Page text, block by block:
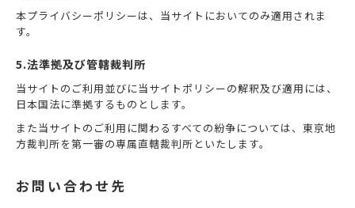
本プライバシーポリシーは、当サイトにおいてのみ適用されま
す。
5.法準拠及び管轄裁判所
当サイトのご利用並びに当サイトポリシーの解釈及び適用には、
日本国法に準拠するものとします。
また当サイトのご利用に関わるすべての紛争については、東京地
方裁判所を第一審の専属直轄裁判所といたします。
お問い合わせ先